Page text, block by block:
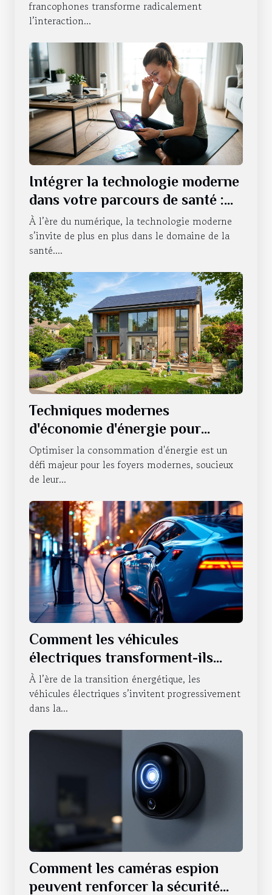
francophones transforme radicalement
l’interaction...
Intégrer la technologie moderne
dans votre parcours de santé :
avantages et pièges
À l’ère du numérique, la technologie moderne
s’invite de plus en plus dans le domaine de la
santé....
Techniques modernes
d'économie d'énergie pour
foyers
Optimiser la consommation d'énergie est un
défi majeur pour les foyers modernes, soucieux
de leur...
Comment les véhicules
électriques transforment-ils
notre quotidien ?
À l’ère de la transition énergétique, les
véhicules électriques s’invitent progressivement
dans la...
Comment les caméras espion
peuvent renforcer la sécurité